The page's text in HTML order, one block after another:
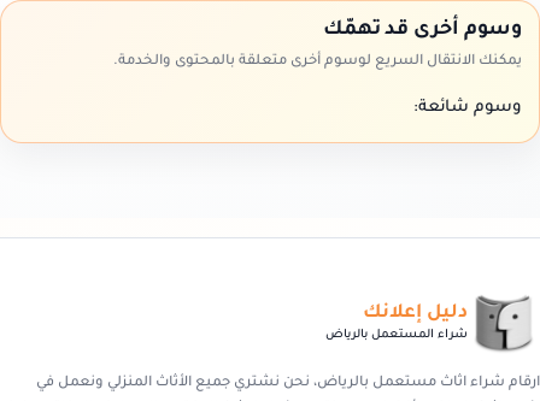
وسوم أخرى قد تهمّك
يمكنك الانتقال السريع لوسوم أخرى متعلقة بالمحتوى والخدمة.
وسوم شائعة:
دليل إعلانك
شراء المستعمل بالرياض
ارقام شراء اثاث مستعمل بالرياض، نحن نشتري جميع الأثاث المنزلي ونعمل في